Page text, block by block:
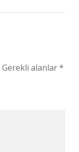
Gerekli alanlar*